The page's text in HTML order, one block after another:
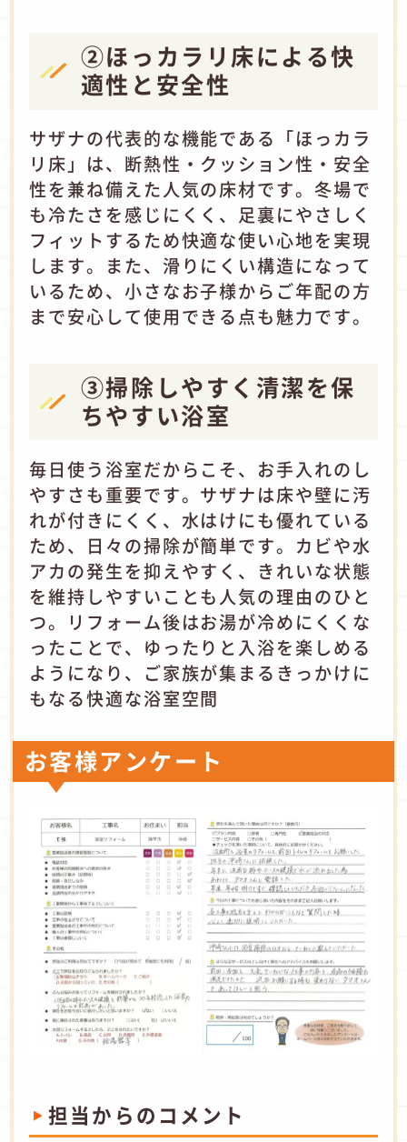
②ほっカラリ床による快
適性と安全性
サザナの代表的な機能である「ほっカラ
リ床」は、断熱性・クッション性・安全
性を兼ね備えた人気の床材です。冬場で
も冷たさを感じにくく、足裏にやさしく
フィットするため快適な使い心地を実現
します。また、滑りにくい構造になって
いるため、小さなお子様からご年配の方
まで安心して使用できる点も魅力です。
③掃除しやすく清潔を保
ちやすい浴室
毎日使う浴室だからこそ、お手入れのし
やすさも重要です。サザナは床や壁に汚
れが付きにくく、水はけにも優れている
ため、日々の掃除が簡単です。カビや水
アカの発生を抑えやすく、きれいな状態
を維持しやすいことも人気の理由のひと
つ。リフォーム後はお湯が冷めにくくな
ったことで、ゆったりと入浴を楽しめる
ようになり、ご家族が集まるきっかけに
もなる快適な浴室空間
お客様アンケート
担当からのコメント